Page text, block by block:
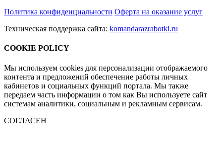
Политика конфиденциальности Оферта на оказание услуг
Техническая поддержка сайта: komandarazrabotki.ru
COOKIE POLICY
Мы используем cookies для персонализации отображаемого
контента и предложений обеспечение работы личных
кабинетов и социальных функций портала. Мы также
передаем часть информации о том как Вы используете сайт
системам аналитики, социальным и рекламным сервисам.
СОГЛАСЕН